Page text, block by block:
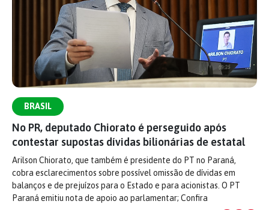
BRASIL
No PR, deputado Chiorato é perseguido após
contestar supostas dívidas bilionárias de estatal
Arilson Chiorato, que também é presidente do PT no Paraná,
cobra esclarecimentos sobre possível omissão de dívidas em
balanços e de prejuízos para o Estado e para acionistas. O PT
Paraná emitiu nota de apoio ao parlamentar; Confira